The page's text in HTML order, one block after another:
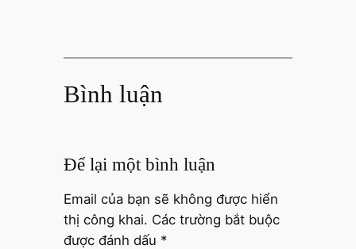
Bình luận
Để lại một bình luận
Email của bạn sẽ không được hiển
thị công khai. Các trường bắt buộc
được đánh dấu *